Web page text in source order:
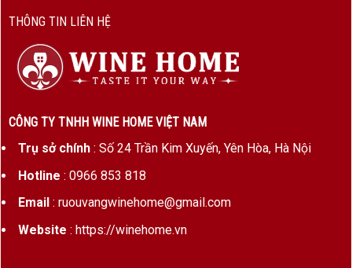
Bộ sản phẩm phù hợp cho:
Quà biếu Tết sang trọng
Quà tặng đối tác, khách hàng VIP
Quà mừng khai trương, tân gia
Quà tặng doanh nghiệp cuối năm
Sự tối giản trong số lượng (2 chai) giúp set quà
dễ trao tặng, phù hợp nhiều ngân sách nhưng vẫn
THÔNG TIN LIÊN HỆ
CÔNG TY TNHH WINE HOME VIỆT NAM
Trụ sở chính: Số 24 Trần Kim Xuyến, Yên Hòa, Hà Nội
Hotline : 0966 853 818
Email : ruouvangwinehome@gmail.com
Website : https://winehome.vn